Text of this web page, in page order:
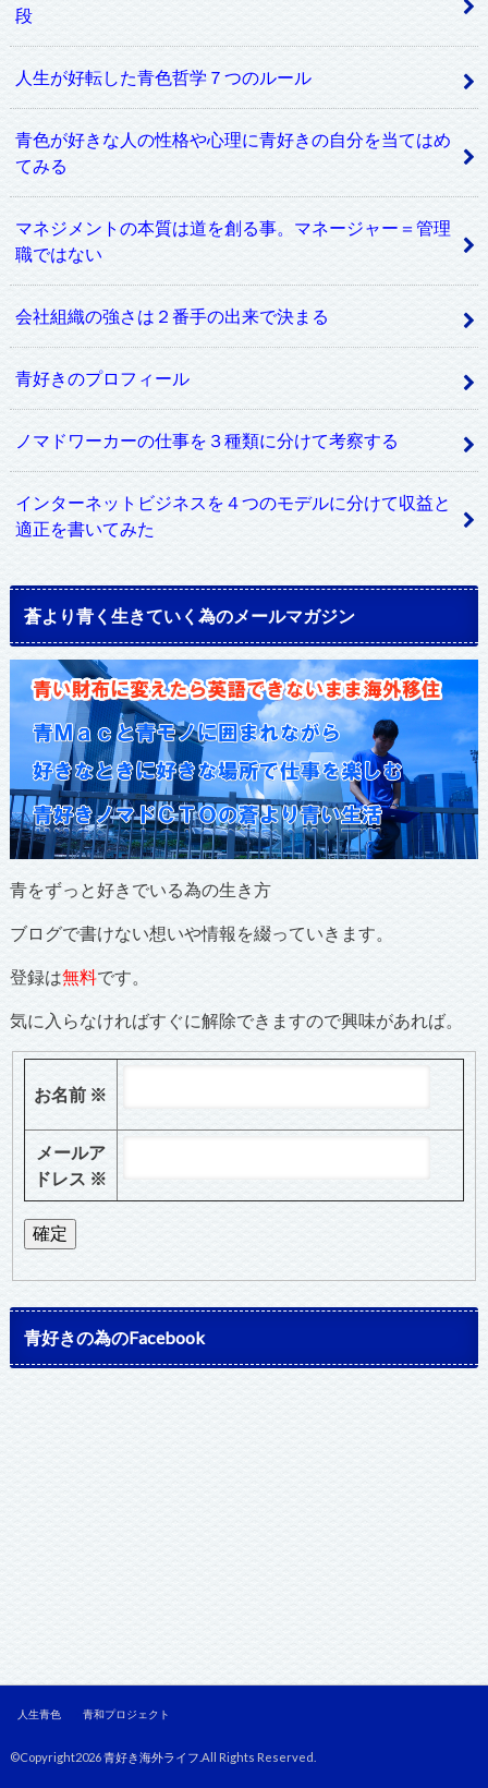
段
人生が好転した青色哲学７つのルール
青色が好きな人の性格や心理に青好きの自分を当てはめ
てみる
マネジメントの本質は道を創る事。マネージャー＝管理
職ではない
会社組織の強さは２番手の出来で決まる
青好きのプロフィール
ノマドワーカーの仕事を３種類に分けて考察する
インターネットビジネスを４つのモデルに分けて収益と
適正を書いてみた
蒼より青く生きていく為のメールマガジン
青をずっと好きでいる為の生き方
ブログで書けない想いや情報を綴っていきます。
登録は無料です。
気に入らなければすぐに解除できますので興味があれば。
お名前 ※
メールア
ドレス ※
青好きの為のFacebook
人生青色 青和プロジェクト
©Copyright2026青好き海外ライフ .All Rights Reserved.